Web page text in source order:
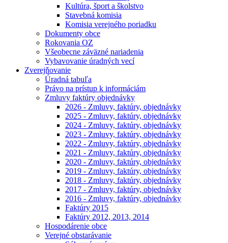
Kultúra, šport a školstvo
Stavebná komisia
Komisia verejného poriadku
Dokumenty obce
Rokovania OZ
Všeobecne záväzné nariadenia
Vybavovanie úradných vecí
Zverejňovanie
Úradná tabuľa
Právo na prístup k informáciám
Zmluvy faktúry objednávky
2026 - Zmluvy, faktúry, objednávky
2025 - Zmluvy, faktúry, objednávky
2024 - Zmluvy, faktúry, objednávky
2023 - Zmluvy, faktúry, objednávky
2022 - Zmluvy, faktúry, objednávky
2021 - Zmluvy, faktúry, objednávky
2020 - Zmluvy, faktúry, objednávky
2019 - Zmluvy, faktúry, objednávky
2018 - Zmluvy, faktúry, objednávky
2017 - Zmluvy, faktúry, objednávky
2016 - Zmluvy, faktúry, objednávky
Faktúry 2015
Faktúry 2012, 2013, 2014
Hospodárenie obce
Verejné obstarávanie